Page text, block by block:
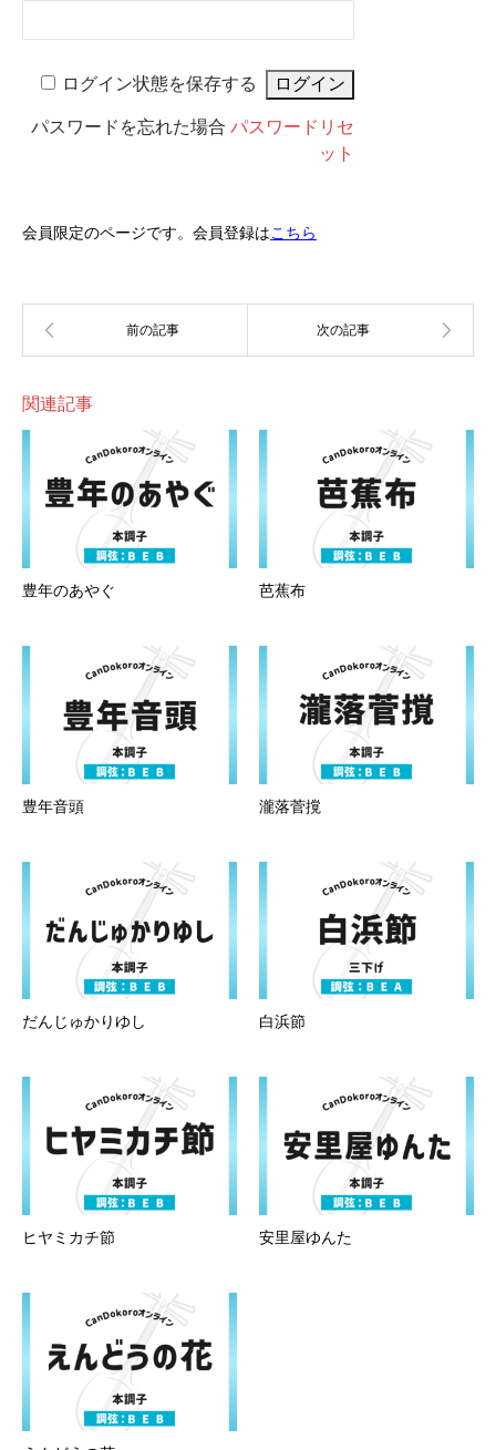
ログイン状態を保存する
パスワードを忘れた場合 パスワードリセ
ット
会員限定のページです。会員登録はこちら
関連記事
豊年のあやぐ 芭蕉布
豊年音頭 瀧落菅撹
だんじゅかりゆし 白浜節
ヒヤミカチ節 安里屋ゆんた